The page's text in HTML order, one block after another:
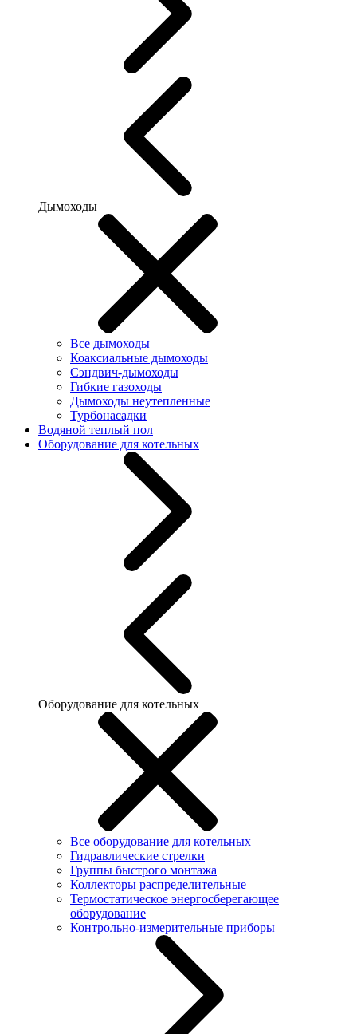
Дымоходы
Все дымоходы
Коаксиальные дымоходы
Сэндвич-дымоходы
Гибкие газоходы
Дымоходы неутепленные
Турбонасадки
Водяной теплый пол
Оборудование для котельных
Оборудование для котельных
Все оборудование для котельных
Гидравлические стрелки
Группы быстрого монтажа
Коллекторы распределительные
Термостатическое энергосберегающее
оборудование
Контрольно-измерительные приборы